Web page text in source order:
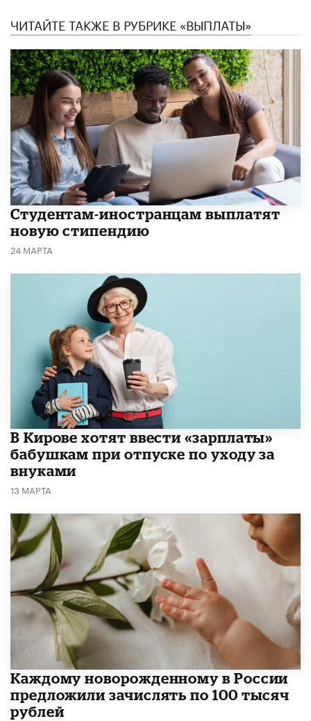
ЧИТАЙТЕ ТАКЖЕ В РУБРИКЕ «ВЫПЛАТЫ»
Студентам-иностранцам выплатят
новую стипендию
24 МАРТА
В Кирове хотят ввести «зарплаты»
бабушкам при отпуске по уходу за
внуками
13 МАРТА
Каждому новорожденному в России
предложили зачислять по 100 тысяч
рублей